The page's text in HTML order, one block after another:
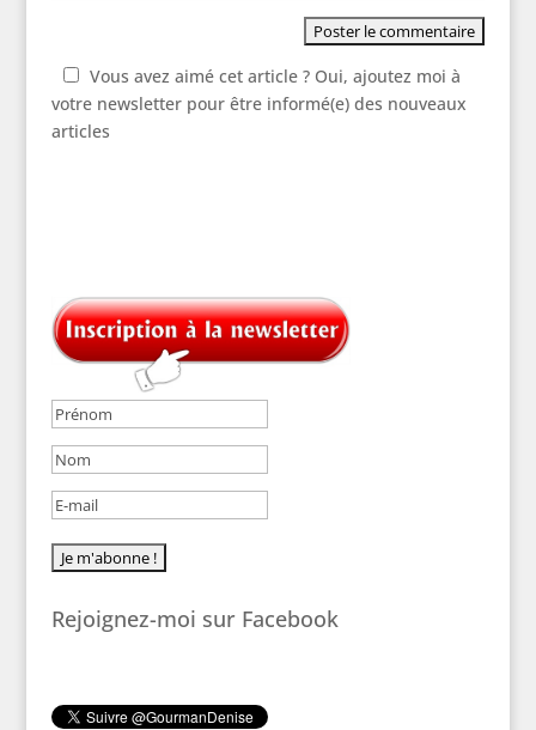
Vous avez aimé cet article ? Oui, ajoutez moi à
votre newsletter pour être informé(e) des nouveaux
articles
Rejoignez-moi sur Facebook